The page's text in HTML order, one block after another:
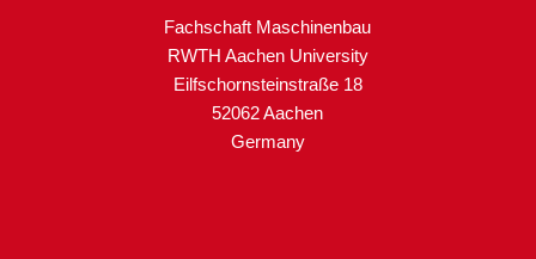
Fachschaft Maschinenbau
RWTH Aachen University
Eilfschornsteinstraße 18
52062 Aachen
Germany